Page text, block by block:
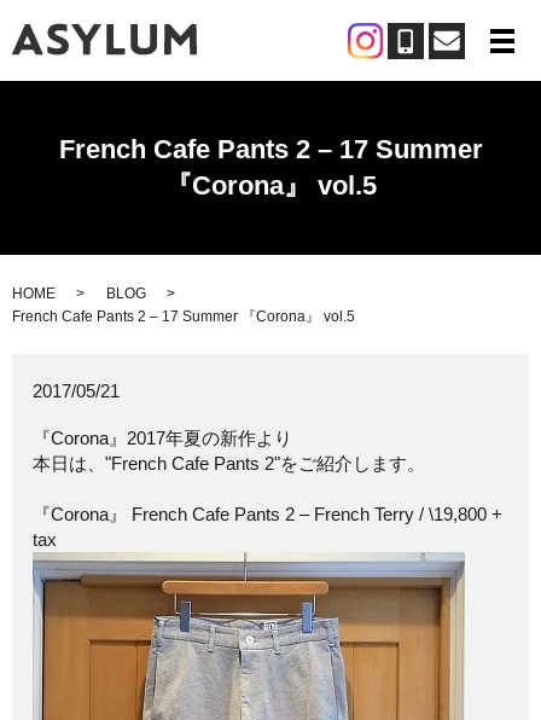
メ
French Cafe Pants 2 – 17 Summer
『Corona』 vol.5
HOME
BLOG
French Cafe Pants 2 – 17 Summer 『Corona』 vol.5
2017/05/21
『Corona』2017年夏の新作より
本日は、"French Cafe Pants 2"をご紹介します。
『Corona』 French Cafe Pants 2 – French Terry / \19,800 +
tax